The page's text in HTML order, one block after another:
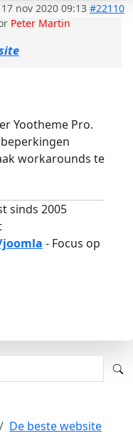
17 nov 2020 09:13 #22110
Peter Martin
Yootheme Pro.
workarounds te
sinds 2005
- Focus op
De beste website